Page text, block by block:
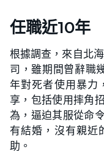
任職近10年
根據調查，來自北
司，雖期間曾辭職
年對死者使用暴力
享，包括使用摔角
為，逼迫其服從命
有結婚，沒有親近
助。